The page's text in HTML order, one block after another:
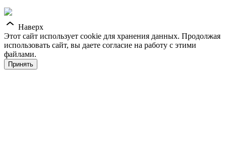
Наверх
Этот сайт использует cookie для хранения данных. Продолжая
использовать сайт, вы даете согласие на работу с этими
файлами.
Принять